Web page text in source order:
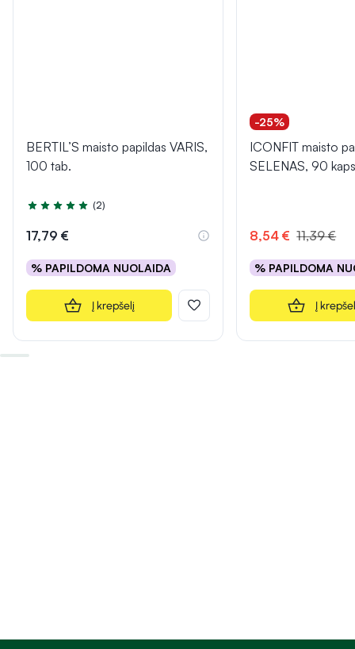
BERTIL’S maisto papildas VARIS,
100 tab.
Įvertinimas 5.0 iš 5
(2)
17,79 €
% PAPILDOMA NUOLAIDA
Į krepšelį
-25%
ICONFIT maisto
SELENAS, 90
8,54 € 11,39 €
% PAPILDOMA
Į